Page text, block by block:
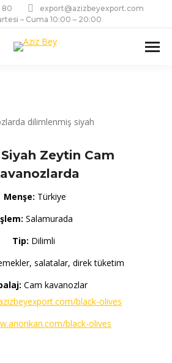
80
export@azizbeyexport.com
– Cuma 10:00 – 20:00
Zeytin Cam
Menşe: Türkiye
Salamurada
Tip: Dilimli
salatalar, direk tüketim
Cam kavanozlar
black-olives
black-olives